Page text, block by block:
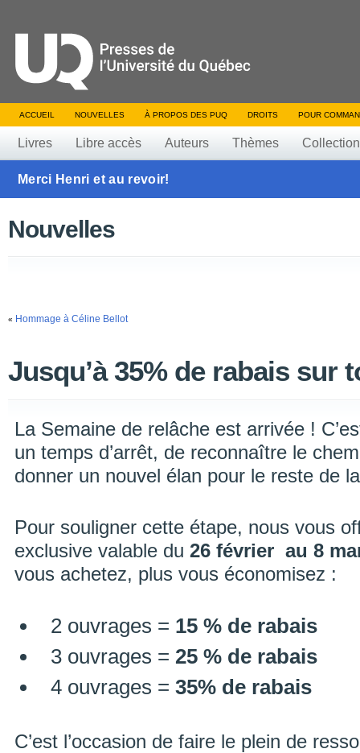
ACCUEIL NOUVELLES À PROPOS DES PUQ DROITS POUR
Livres Libre accès Auteurs Thèmes
Merci Henri et au revoir!
Nouvelles
« Hommage à Céline Bellot
Jusqu’à 35% de rabais sur
La Semaine de relâche est arrivée !
un temps d’arrêt, de reconnaître le
donner un nouvel élan pour le reste de
Pour souligner cette étape, nous vous
exclusive valable du 26 février au 8
vous achetez, plus vous économisez :
2 ouvrages = 15 % de rabais
3 ouvrages = 25 % de rabais
4 ouvrages = 35% de rabais
C’est l’occasion de faire le plein de